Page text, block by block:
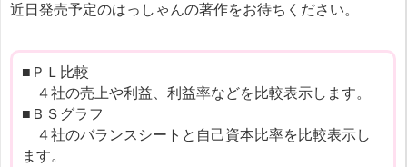
近日発売予定のはっしゃんの著作をお待ちください。
■ＰＬ比較
４社の売上や利益、利益率などを比較表示します。
■ＢＳグラフ
４社のバランスシートと自己資本比率を比較表示し
ます。